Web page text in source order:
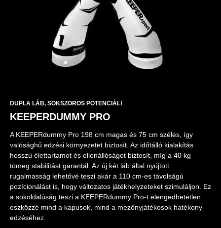
DUPLA LÁB, SOKSZOROS POTENCIÁL!
KEEPERDUMMY PRO
A KEEPERdummy Pro 198 cm magas és 75 cm széles, így
valósághű edzési környezetet biztosít. Az időtálló kialakítás
hosszú élettartamot és ellenállóságot biztosít, míg a 40 kg
tömeg stabilitást garantál. Az új két láb által nyújtott
rugalmasság lehetővé teszi akár a 110 cm-es távolságú
pozícionálást is, hogy változatos játékhelyzeteket szimuláljon. Ez
a sokoldalúság teszi a KEEPERdummy Pro-t elengedhetetlen
eszközzé mind a kapusok, mind a mezőnyjátékosok hatékony
edzéséhez.